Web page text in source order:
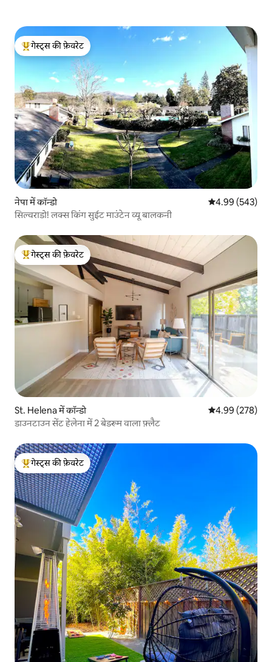
गेस्ट्स का टॉप फ़ेवरेट
गेस्ट्स की फ़ेवरेट
नेपा में कॉन्डो औसत रेटिंग 5 में से
4.99 (543)
सिल्वराडो! लक्स किंग सुईट माउंटेन व्यू बालकनी
गेस्ट्स का टॉप फ़ेवरेट
गेस्ट्स की फ़ेवरेट
St. Helena में कॉन्डो औसत रेटिंग 5 में से
4.99 (278)
डाउनटाउन सेंट हेलेना में 2 बेडरूम वाला फ़्लैट
गेस्ट्स का टॉप फ़ेवरेट
गेस्ट्स की फ़ेवरेट